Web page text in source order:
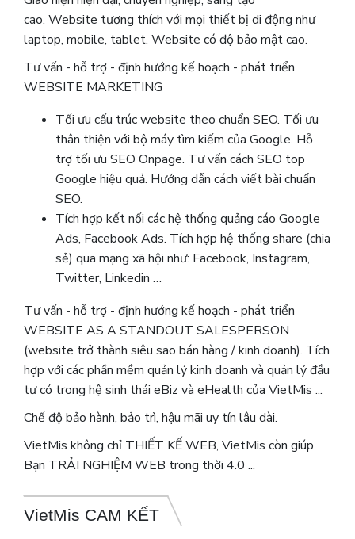
cao. Website tương thích với mọi thiết bị di động như
laptop, mobile, tablet. Website có độ bảo mật cao.
Tư vấn - hỗ trợ - định hướng kế hoạch - phát triển
WEBSITE MARKETING
Tối ưu cấu trúc website theo chuẩn SEO. Tối ưu
thân thiện với bộ máy tìm kiếm của Google. Hỗ
trợ tối ưu SEO Onpage. Tư vấn cách SEO top
Google hiệu quả. Hướng dẫn cách viết bài chuẩn
SEO.
Tích hợp kết nối các hệ thống quảng cáo Google
Ads, Facebook Ads. Tích hợp hệ thống share (chia
sẻ) qua mạng xã hội như: Facebook, Instagram,
Twitter, Linkedin …
Tư vấn - hỗ trợ - định hướng kế hoạch - phát triển
WEBSITE AS A STANDOUT SALESPERSON
(website trở thành siêu sao bán hàng / kinh doanh). Tích
hợp với các phần mềm quản lý kinh doanh và quản lý đầu
tư có trong hệ sinh thái eBiz và eHealth của VietMis ...
Chế độ bảo hành, bảo trì, hậu mãi uy tín lâu dài.
VietMis không chỉ THIẾT KẾ WEB, VietMis còn giúp
Bạn TRẢI NGHIỆM WEB trong thời 4.0 ...
VietMis CAM KẾT